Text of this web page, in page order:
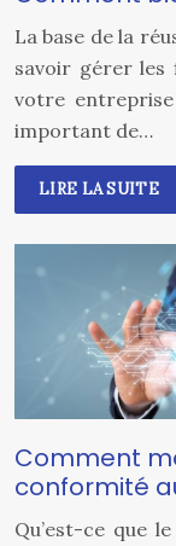
La base de la
savoir gérer les
votre
important de…
LIRE LA SUITE
Comment
conformité
Qu’est-ce que